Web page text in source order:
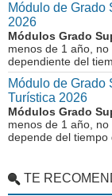
Módulo de Grado
2026
Módulos Grado
menos de 1 año,
dependiente del
Módulo de Grado
Turística 2026
Módulos Grado
menos de 1 año,
depende del
TE